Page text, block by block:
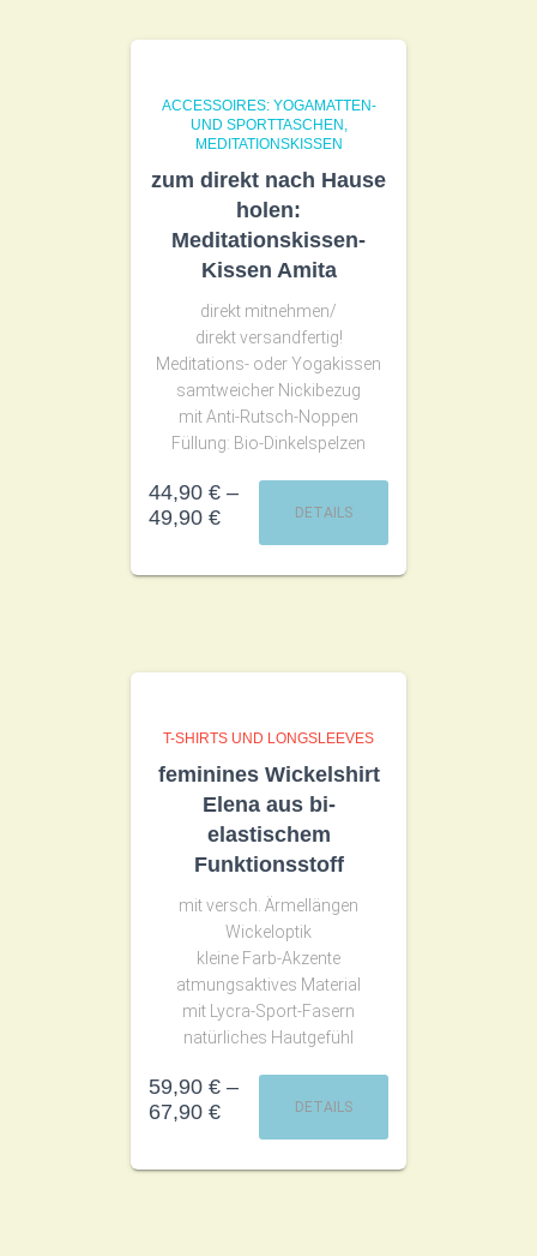
ACCESSOIRES: YOGAMATTEN-
UND SPORTTASCHEN,
MEDITATIONSKISSEN
zum direkt nach Hause
holen:
Meditationskissen-
Kissen Amita
direkt mitnehmen/
direkt versandfertig!
Meditations- oder Yogakissen
samtweicher Nickibezug
mit Anti-Rutsch-Noppen
Füllung: Bio-Dinkelspelzen
44,90 € –
49,90 € DETAILS
T-SHIRTS UND LONGSLEEVES
feminines Wickelshirt
Elena aus bi-
elastischem
Funktionsstoff
mit versch. Ärmellängen
Wickeloptik
kleine Farb-Akzente
atmungsaktives Material
mit Lycra-Sport-Fasern
natürliches Hautgefühl
59,90 € –
67,90 € DETAILS